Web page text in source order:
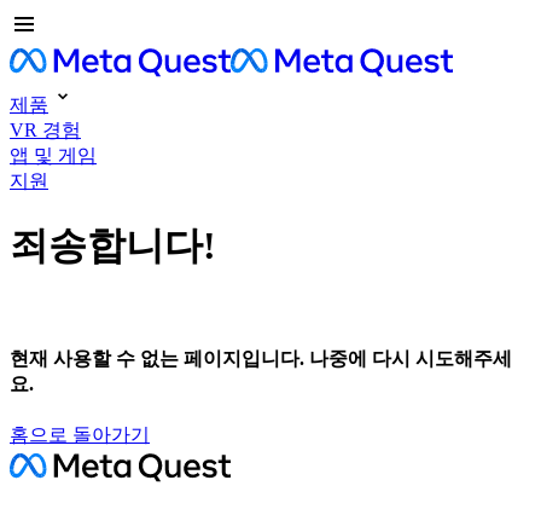
제품
VR 경험
앱 및 게임
지원
죄송합니다!
현재 사용할 수 없는 페이지입니다. 나중에 다시 시도해주세
요.
홈으로 돌아가기